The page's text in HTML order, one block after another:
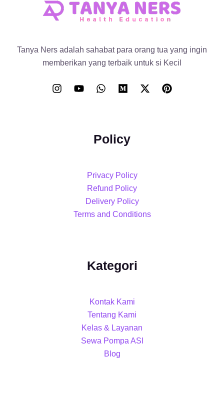
Tanya Ners adalah sahabat para orang tua yang ingin
memberikan yang terbaik untuk si Kecil
Policy
Privacy Policy
Refund Policy
Delivery Policy
Terms and Conditions
Kategori
Kontak Kami
Tentang Kami
Kelas & Layanan
Sewa Pompa ASI
Blog